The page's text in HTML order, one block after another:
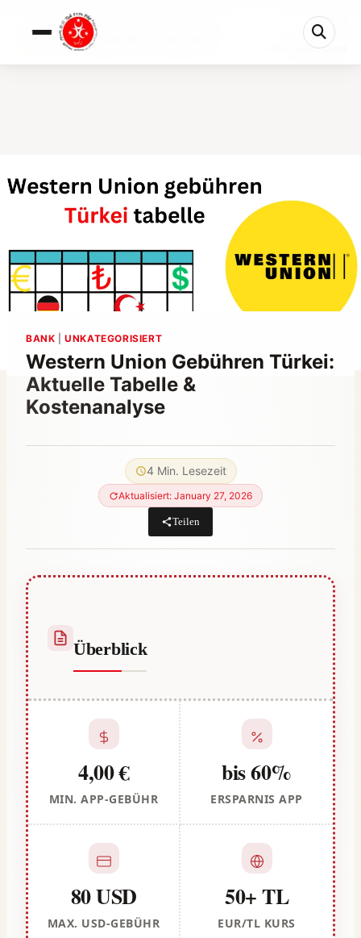
Western Union Gebühren Türkei: Aktuelle Tabelle...
4 Min. verbleibend
BANK |UNKATEGORISIERT
Western Union Gebühren Türkei:
Aktuelle Tabelle &
Kostenanalyse
4 Min. Lesezeit
Aktualisiert: January 27, 2026
Teilen
Überblick
4,00 €
MIN. APP-GEBÜHR
bis 60%
ERSPARNIS APP
80 USD
MAX. USD-GEBÜHR
50+ TL
EUR/TL KURS